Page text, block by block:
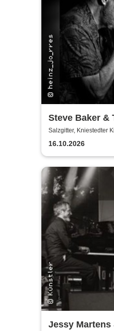
Steve Baker &
Salzgitter, Kniestedter
16.10.2026
Jessy Martens